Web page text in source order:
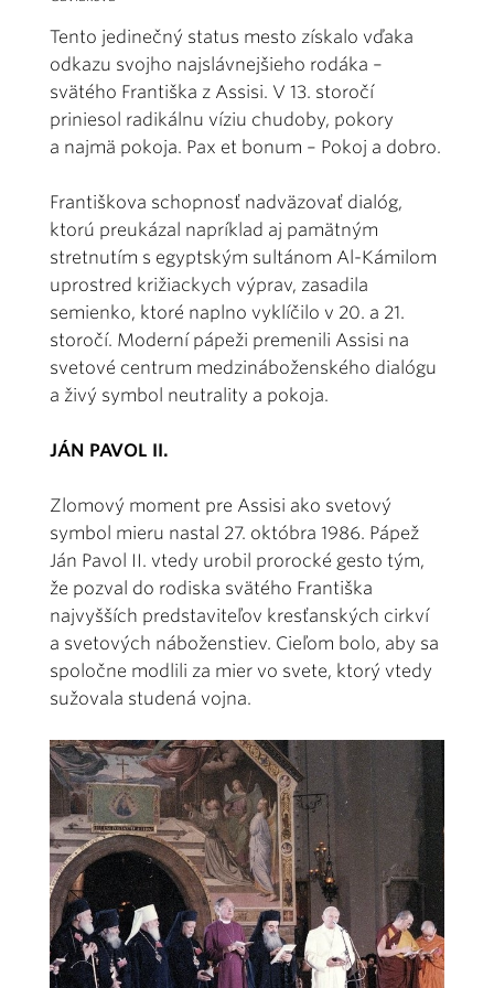
Tento jedinečný status mesto získalo vďaka
odkazu svojho najslávnejšieho rodáka –
svätého Františka z Assisi. V 13. storočí
priniesol radikálnu víziu chudoby, pokory
a najmä pokoja. Pax et bonum – Pokoj a dobro.
Františkova schopnosť nadväzovať dialóg,
ktorú preukázal napríklad aj pamätným
stretnutím s egyptským sultánom Al-Kámilom
uprostred križiackych výprav, zasadila
semienko, ktoré naplno vyklíčilo v 20. a 21.
storočí. Moderní pápeži premenili Assisi na
svetové centrum medzináboženského dialógu
a živý symbol neutrality a pokoja.
JÁN PAVOL II.
Zlomový moment pre Assisi ako svetový
symbol mieru nastal 27. októbra 1986. Pápež
Ján Pavol II. vtedy urobil prorocké gesto tým,
že pozval do rodiska svätého Františka
najvyšších predstaviteľov kresťanských cirkví
a svetových náboženstiev. Cieľom bolo, aby sa
spoločne modlili za mier vo svete, ktorý vtedy
sužovala studená vojna.